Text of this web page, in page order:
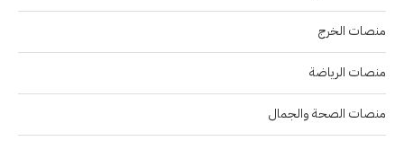
منصات الخرج
منصات الرياضة
منصات الصحة والجمال